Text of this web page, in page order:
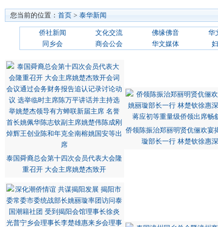
您当前的位置： 首页 > 泰华新闻
侨社新闻 文化交流 佛缘佛音
华
同乡会
商会公会 华文媒体
泰国舜裔总会第十四次会员代表大会隆
重召开 大会主席姚楚杰致开
侨领陈振治郑丽明贤伉俪欢宴
璇部长一行 林楚钦徐惠